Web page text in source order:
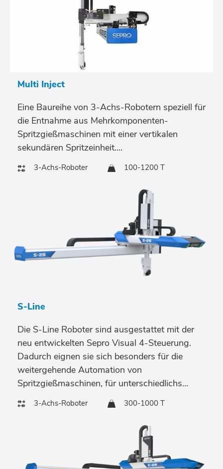
Multi Inject
Eine Baureihe von 3-Achs-Robotern speziell für
die Entnahme aus Mehrkomponenten-
Spritzgießmaschinen mit einer vertikalen
sekundären Spritzeinheit....
3-Achs-Roboter 100-1200 T
S-Line
Die S-Line Roboter sind ausgestattet mit der
neu entwickelten Sepro Visual 4-Steuerung.
Dadurch eignen sie sich besonders für die
weitergehende Automation von
Spritzgießmaschinen, für unterschiedlichs...
3-Achs-Roboter 300-1000 T